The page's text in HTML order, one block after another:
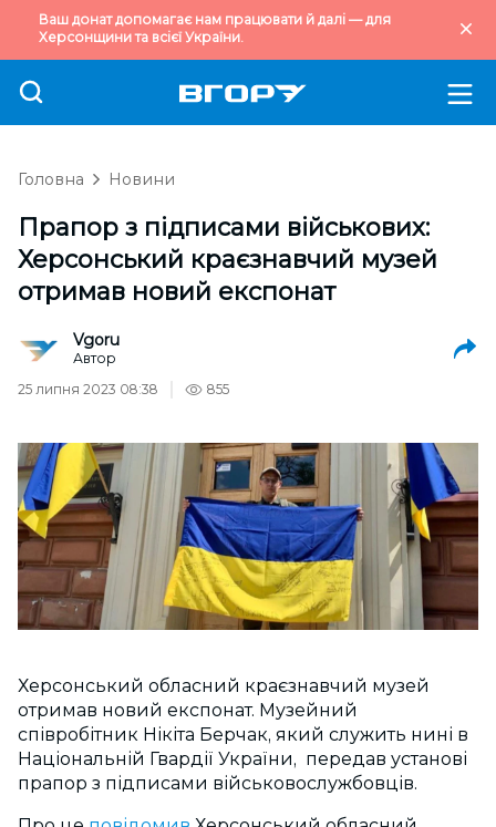
Ваш донат допомагає нам працювати й далі — для
Херсонщини та всієї України.
Головна Новини
Прапор з підписами військових:
Херсонський краєзнавчий музей
отримав новий експонат
Vgoru
Автор
25 липня 2023 08:38
855
Херсонський обласний краєзнавчий музей
отримав новий експонат. Музейний
співробітник Нікіта Берчак, який служить нині в
Національній Гвардії України, передав установі
прапор з підписами військовослужбовців.